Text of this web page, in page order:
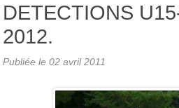
DETECTIONS
2012.
Publiée le 02 avril 2011